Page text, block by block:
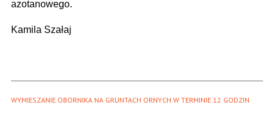
azotanowego.
Kamila Szałaj
WYMIESZANIE OBORNIKA NA GRUNTACH ORNYCH W TERMINIE 12 GODZIN